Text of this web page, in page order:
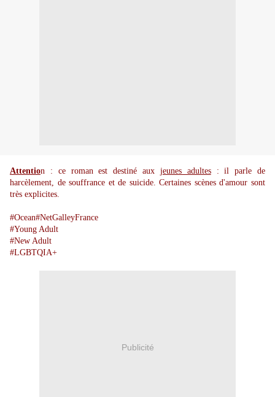
Attention : ce roman est destiné aux jeunes adultes: il parle de
harcèlement, de souffrance et de suicide. Certaines scènes d'amour sont
très explicites.
#Ocean#NetGalleyFrance
#Young Adult
#New Adult
#LGBTQIA+
Publicité